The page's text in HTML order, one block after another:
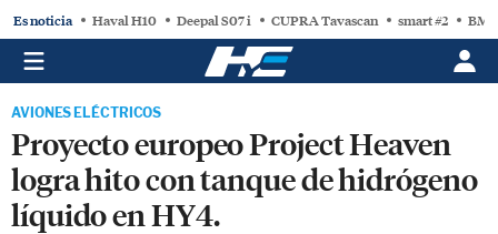
Es noticia Haval H10 Deepal S07 i CUPRA Tavascan smart #2
AVIONES ELÉCTRICOS
Proyecto europeo Project Heaven
logra hito con tanque de hidrógeno
líquido en HY4.